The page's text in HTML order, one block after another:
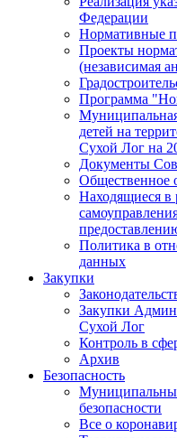
Федерации
Нормативные
Проекты
(независимая
Программа
детей на
Сухой Лог на
Документы
Общественное
Находящиеся в
Политика в
данных
Закупки
Закупки
Сухой Лог
Контроль в
Архив
Безопасность
безопасности
Все о